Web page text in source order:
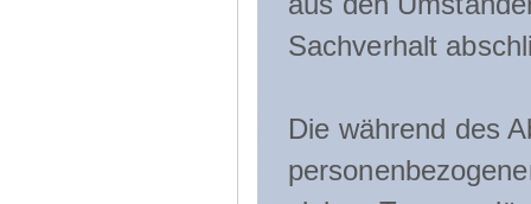
Sachverhalt
Die während des